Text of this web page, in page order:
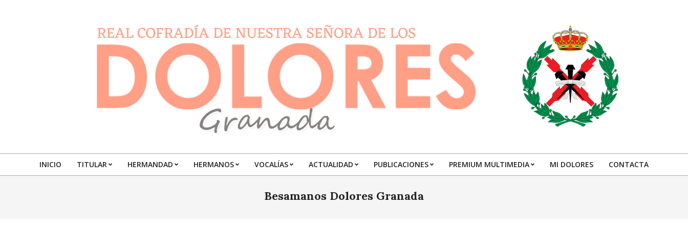
DOLORESGRANADA
Primary
Menu
INICIO TITULAR HERMANDAD HERMANOS VOCALÍAS ACTUALIDAD PUBLICACIONES PREMIUM MULTIMEDIA MI DOLORES CONTACTA
Besamanos Dolores Granada